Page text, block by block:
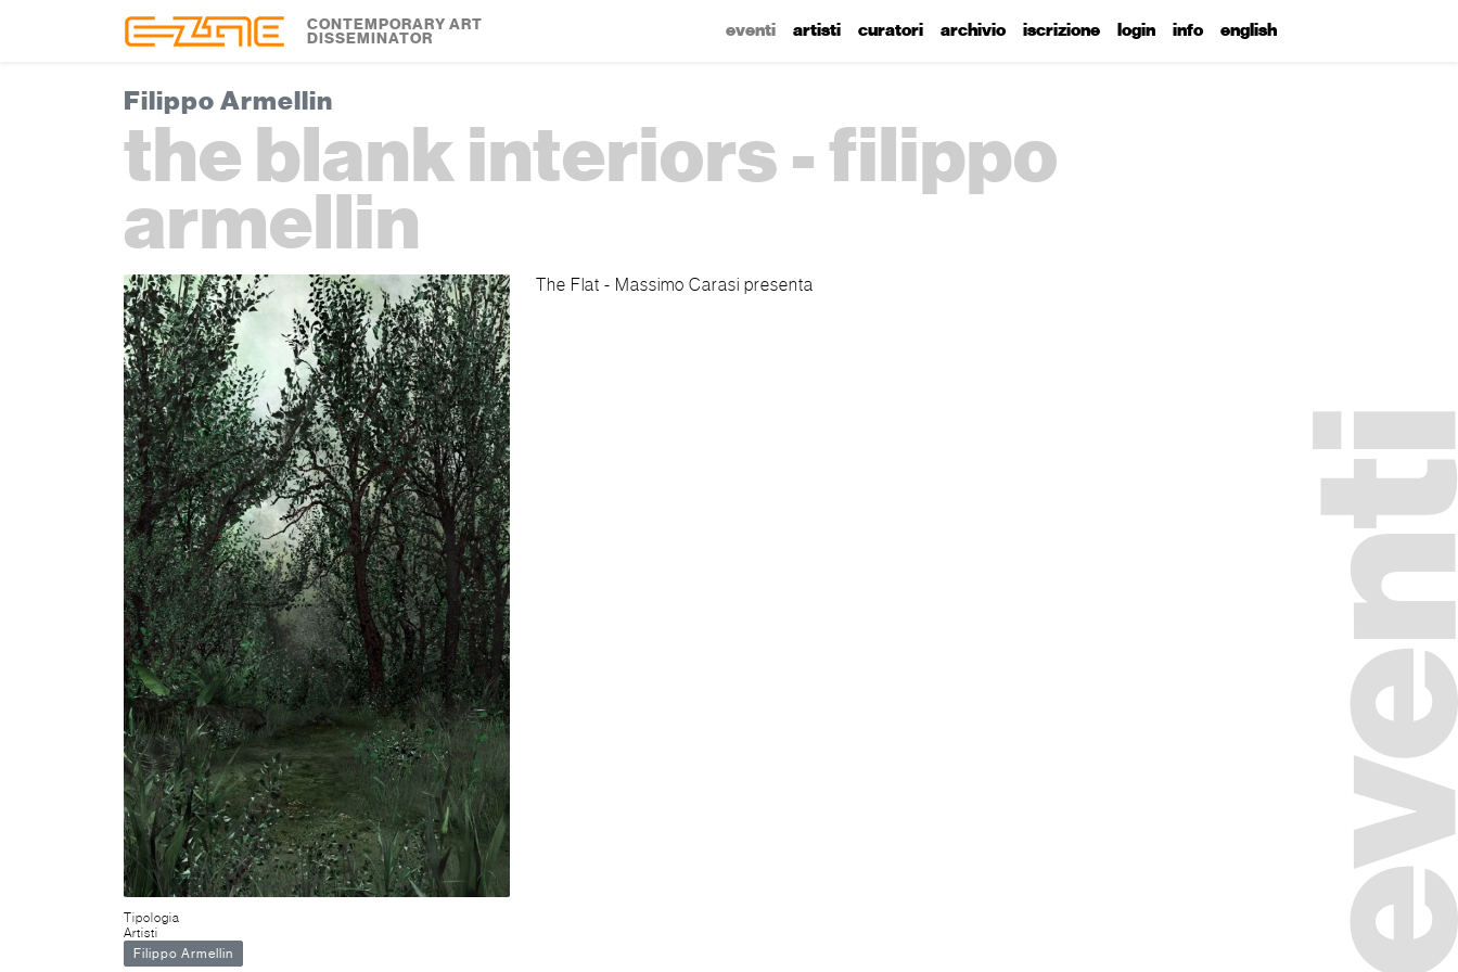
CONTEMPORARY ART
DISSEMINATOR eventi artisti curatori archivio iscrizione login info english
Filippo Armellin
the blank interiors - filippo
armellin
Tipologia
Artisti
Filippo Armellin
The Flat - Massimo Carasi presenta